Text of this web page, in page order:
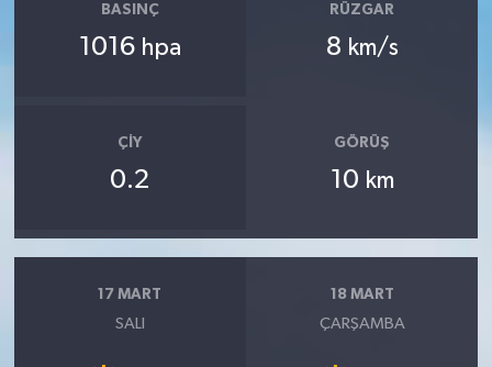
BASINÇ
1016 hpa
RÜZGAR
8 km/s
ÇIY
0.2
GÖRÜŞ
10 km
17 MART
SALI
18 MART
ÇARŞAMBA